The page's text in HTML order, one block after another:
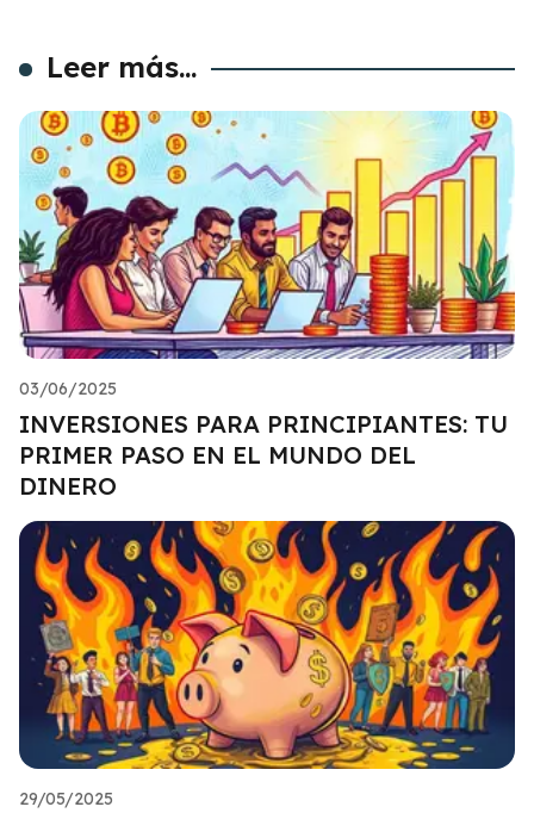
Leer más...
03/06/2025
INVERSIONES PARA PRINCIPIANTES: TU
PRIMER PASO EN EL MUNDO DEL
DINERO
29/05/2025